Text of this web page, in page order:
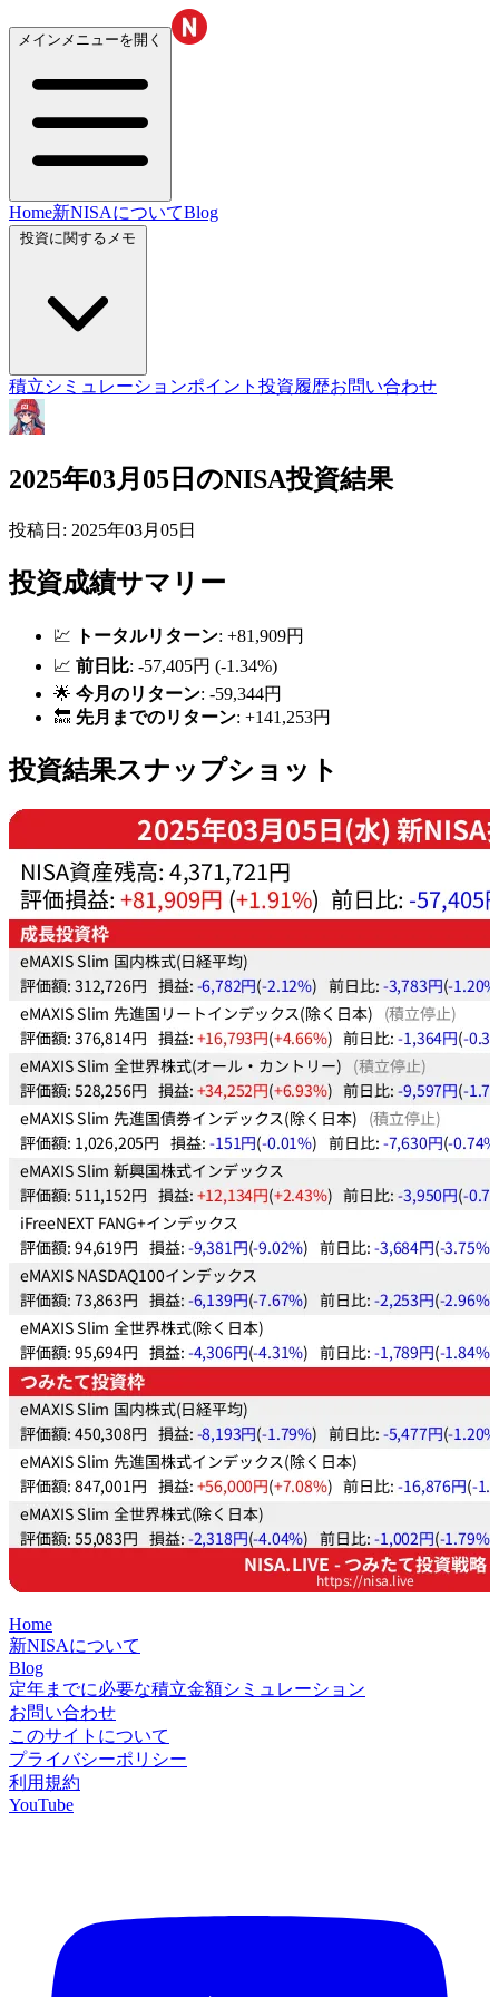
メインメニューを開く
Home新NISAについてBlog
積立シミュレーションポイント投資履歴お問い合わせ
2025年03月05日のNISA投資結果
投稿日: 2025年03月05日
投資成績サマリー
💹 トータルリターン: +81,909円
📈 前日比: -57,405円 (-1.34%)
🌟 今月のリターン: -59,344円
🔙 先月までのリターン: +141,253円
投資結果スナップショット
Home
新NISAについて
Blog
定年までに必要な積立金額シミュレーション
お問い合わせ
このサイトについて
プライバシーポリシー
利用規約
YouTube